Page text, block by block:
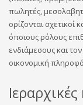
πωλητές,
ορίζονται
όποιους ρόλους
ενδιάμεσους και
οικονομική